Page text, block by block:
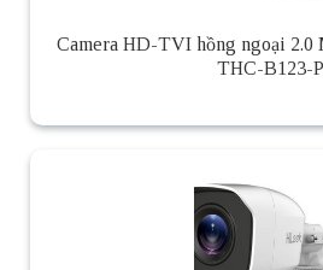
Camera HD-TVI hồng ngoại
THC-B123-P